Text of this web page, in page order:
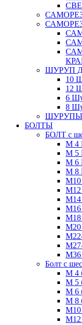
ШУРУП
10
12
6
8
ШУРУПЫ
БОЛТЫ
БОЛТ с
М 4
М 5
М 6
М 8
М10
М12
М14
М16
М18
М20
М36
Болт с
М 4
М 5
М 6
М 8
М10
М12